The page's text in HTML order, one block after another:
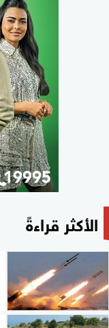
الأكثر قراءةً